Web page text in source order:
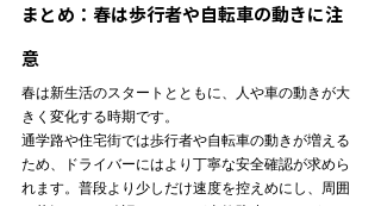
まとめ：春は歩行者や自転車の動きに注
意
春は新生活のスタートとともに、人や車の動きが大
きく変化する時期です。
通学路や住宅街では歩行者や自転車の動きが増える
ため、ドライバーにはより丁寧な安全確認が求めら
れます。普段より少しだけ速度を控えめにし、周囲